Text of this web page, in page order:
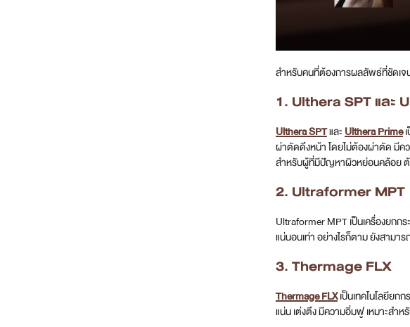
สำหรับคนที่ต้องการผลลัพธ์ที่ชัดเจน
1. Ulthera SPT และ
Ulthera SPTและUlthera Prime
ผ่าตัดดึงหน้า โดยไม่ต้องผ่าตัด มีค
สำหรับผู้ที่มีปัญหาผิวหย่อนคล้อย ต้
2. Ultraformer MPT
Ultraformer MPT เป็นเครื่องยกก
แน่นอนเท่า อย่างไรก็ตาม ยังสามา
3. Thermage FLX
Thermage FLXเป็นเทคโนโลยียก
แน่น เต่งตึง มีความอิ่มฟู เหมาะส